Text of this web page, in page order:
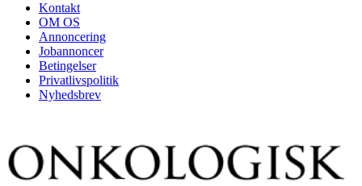
Kontakt
OM OS
Annoncering
Jobannoncer
Betingelser
Privatlivspolitik
Nyhedsbrev